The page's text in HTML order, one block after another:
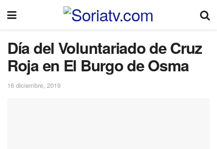
Día del Voluntariado de Cruz
Roja en El Burgo de Osma
16 diciembre, 2019